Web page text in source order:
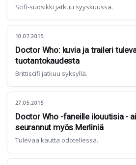
Scifi-suosikki jatkuu syyskuussa.
10.07.2015
Doctor Who: kuvia ja traileri
tuotantokaudesta
Brittiscifi jatkuu syksyllä.
27.05.2015
Doctor Who -faneille ilouutisia -
seurannut myös Merliniä
Tulevaa kautta odotellessa.